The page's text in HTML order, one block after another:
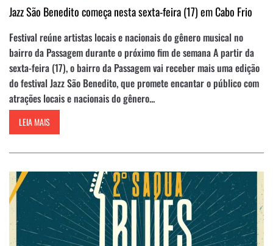
Jazz São Benedito começa nesta sexta-feira (17) em Cabo Frio
Festival reúne artistas locais e nacionais do gênero musical no
bairro da Passagem durante o próximo fim de semana A partir da
sexta-feira (17), o bairro da Passagem vai receber mais uma edição
do festival Jazz São Benedito, que promete encantar o público com
atrações locais e nacionais do gênero...
LEIA MAIS